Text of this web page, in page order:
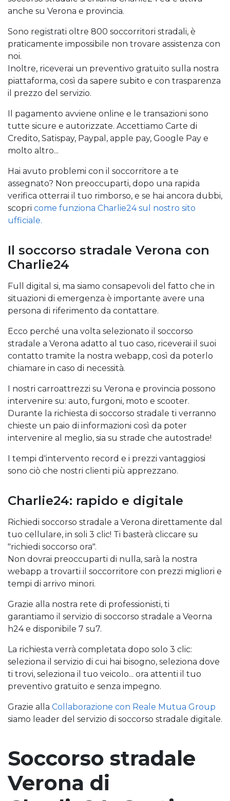
anche su Verona e provincia.
Sono registrati oltre 800 soccorritori stradali, è
praticamente impossibile non trovare assistenza con
noi.
Inoltre, riceverai un preventivo gratuito sulla nostra
piattaforma, così da sapere subito e con trasparenza
il prezzo del servizio.
Il pagamento avviene online e le transazioni sono
tutte sicure e autorizzate. Accettiamo Carte di
Credito, Satispay, Paypal, apple pay, Google Pay e
molto altro...
Hai avuto problemi con il soccorritore a te
assegnato? Non preoccuparti, dopo una rapida
verifica otterrai il tuo rimborso, e se hai ancora dubbi,
scopri come funziona Charlie24 sul nostro sito
ufficiale.
Il soccorso stradale Verona con
Charlie24
Full digital si, ma siamo consapevoli del fatto che in
situazioni di emergenza è importante avere una
persona di riferimento da contattare.
Ecco perché una volta selezionato il soccorso
stradale a Verona adatto al tuo caso, riceverai il suoi
contatto tramite la nostra webapp, così da poterlo
chiamare in caso di necessità.
I nostri carroattrezzi su Verona e provincia possono
intervenire su: auto, furgoni, moto e scooter.
Durante la richiesta di soccorso stradale ti verranno
chieste un paio di informazioni così da poter
intervenire al meglio, sia su strade che autostrade!
I tempi d'intervento record e i prezzi vantaggiosi
sono ciò che nostri clienti più apprezzano.
Charlie24: rapido e digitale
Richiedi soccorso stradale a Verona direttamente dal
tuo cellulare, in soli 3 clic! Ti basterà cliccare su
"richiedi soccorso ora".
Non dovrai preoccuparti di nulla, sarà la nostra
webapp a trovarti il soccorritore con prezzi migliori e
tempi di arrivo minori.
Grazie alla nostra rete di professionisti, ti
garantiamo il servizio di soccorso stradale a Veorna
h24 e disponibile 7 su7.
La richiesta verrà completata dopo solo 3 clic:
seleziona il servizio di cui hai bisogno, seleziona dove
ti trovi, seleziona il tuo veicolo... ora attenti il tuo
preventivo gratuito e senza impegno.
Grazie alla Collaborazione con Reale Mutua Group
siamo leader del servizio di soccorso stradale digitale.
Soccorso stradale
Verona di